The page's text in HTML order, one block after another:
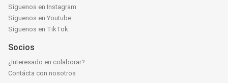
Síguenos en Instagram
Síguenos en Youtube
Síguenos en TikTok
Socios
¿Interesado en colaborar?
Contácta con nosotros